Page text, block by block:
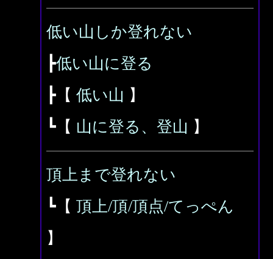
低い山しか登れない
┣低い山に登る
┣【 低い山 】
┗【 山に登る、登山 】
頂上まで登れない
┗【 頂上/頂/頂点/てっぺん
】